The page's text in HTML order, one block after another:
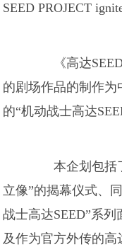
SEED PROJECT
《高达SEED
的剧场作品的制作
的“机动战士高达
本企划包括了
立像”的揭幕仪式、
战士高达SEED”系
及作为官方外传的高